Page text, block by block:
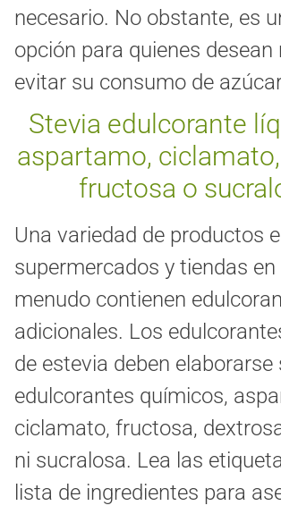
necesario. No obstante, es
opción para quienes desean
evitar su consumo de
Stevia edulcorante
aspartamo,
fructosa o
Una variedad de productos
supermercados y tiendas en
menudo contienen
adicionales. Los
de estevia deben elaborarse
edulcorantes químicos,
ciclamato, fructosa,
ni sucralosa. Lea las
lista de ingredientes para